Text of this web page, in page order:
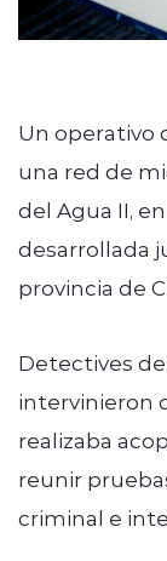
Un operativo
una red de
del Agua II,
desarrollada
provincia de
Detectives
intervinieron
realizaba
reunir
criminal e